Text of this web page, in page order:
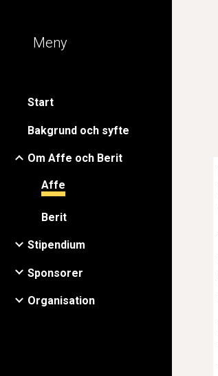
Meny
Start
Bakgrund och syfte
Om Affe och Berit
Affe
Berit
Stipendium
Sponsorer
Organisation